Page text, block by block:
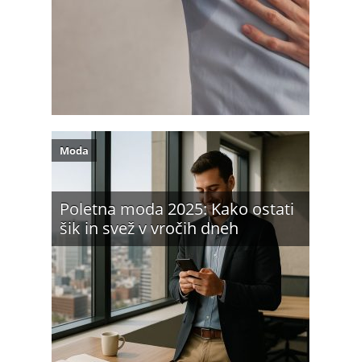
Poletna moda 2025: Kako ostati
šik in svež v vročih dneh
Moda